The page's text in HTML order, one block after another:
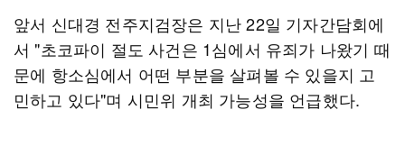
앞서 신대경 전주지검장은 지난 22일 기자간담회에
서 "초코파이 절도 사건은 1심에서 유죄가 나왔기 때
문에 항소심에서 어떤 부분을 살펴볼 수 있을지 고
민하고 있다"며 시민위 개최 가능성을 언급했다.